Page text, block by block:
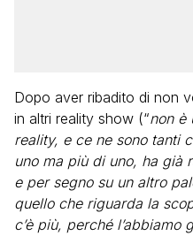
Dopo aver ribadito di non
in altri reality show (“non è
reality, e ce ne sono tanti
uno ma più di uno, ha già
e per segno su un altro
quello che riguarda la
c’è più, perché l’abbiamo